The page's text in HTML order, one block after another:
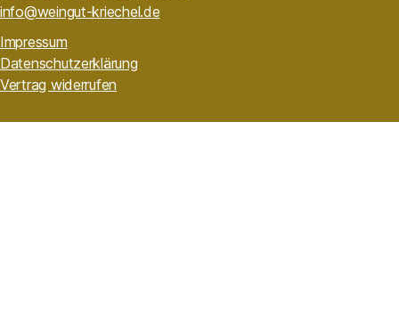
info@weingut-kriechel.de
Impressum
Datenschutzerklärung
Vertrag widerrufen